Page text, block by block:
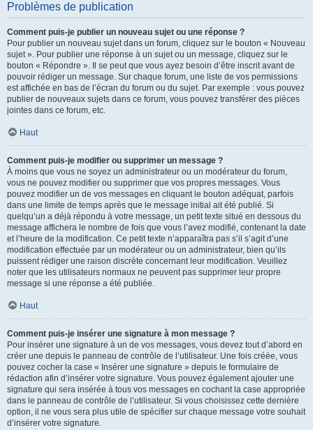
Problèmes de publication
Comment puis-je publier un nouveau sujet ou une réponse ?
Pour publier un nouveau sujet dans un forum, cliquez sur le bouton « Nouveau
sujet ». Pour publier une réponse à un sujet ou un message, cliquez sur le
bouton « Répondre ». Il se peut que vous ayez besoin d’être inscrit avant de
pouvoir rédiger un message. Sur chaque forum, une liste de vos permissions
est affichée en bas de l’écran du forum ou du sujet. Par exemple : vous pouvez
publier de nouveaux sujets dans ce forum, vous pouvez transférer des pièces
jointes dans ce forum, etc.
Haut
Comment puis-je modifier ou supprimer un message ?
À moins que vous ne soyez un administrateur ou un modérateur du forum,
vous ne pouvez modifier ou supprimer que vos propres messages. Vous
pouvez modifier un de vos messages en cliquant le bouton adéquat, parfois
dans une limite de temps après que le message initial ait été publié. Si
quelqu’un a déjà répondu à votre message, un petit texte situé en dessous du
message affichera le nombre de fois que vous l’avez modifié, contenant la date
et l’heure de la modification. Ce petit texte n’apparaîtra pas s’il s’agit d’une
modification effectuée par un modérateur ou un administrateur, bien qu’ils
puissent rédiger une raison discrète concernant leur modification. Veuillez
noter que les utilisateurs normaux ne peuvent pas supprimer leur propre
message si une réponse a été publiée.
Haut
Comment puis-je insérer une signature à mon message ?
Pour insérer une signature à un de vos messages, vous devez tout d’abord en
créer une depuis le panneau de contrôle de l’utilisateur. Une fois créée, vous
pouvez cocher la case « Insérer une signature » depuis le formulaire de
rédaction afin d’insérer votre signature. Vous pouvez également ajouter une
signature qui sera insérée à tous vos messages en cochant la case appropriée
dans le panneau de contrôle de l’utilisateur. Si vous choisissez cette dernière
option, il ne vous sera plus utile de spécifier sur chaque message votre souhait
d’insérer votre signature.